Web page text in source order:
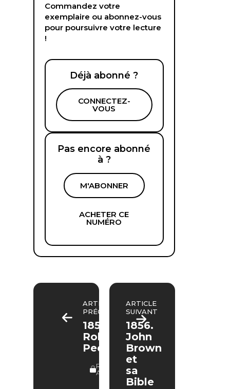
Commandez votre
exemplaire ou abonnez-vous
pour poursuivre votre lecture
!
Déjà abonné ?
CONNECTEZ-
VOUS
Pas encore abonné
à ?
M'ABONNER
ACHETER CE
NUMÉRO
ARTICLE
PRÉCÉDENT
1850.
Robert
Peel
RÉSERVÉ
ABONNÉS
ARTICLE
SUIVANT
1856.
John
Brown
et
sa
Bible